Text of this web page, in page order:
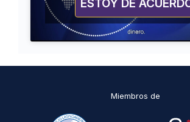
Miembros de